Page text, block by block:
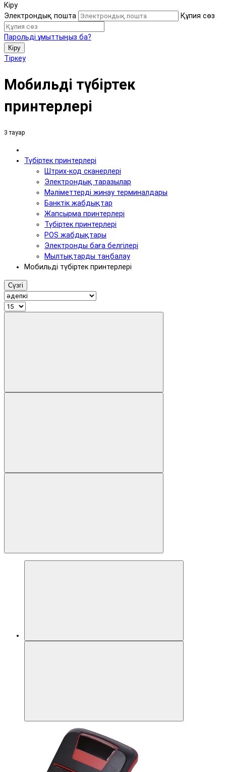
Кіру
Электрондық пошта
Құпия сөз
Парольді ұмыттыңыз ба?
Кіру
Тіркеу
Мобильді түбіртек
принтерлері
3 тауар
Түбіртек принтерлері
Штрих-код сканерлері
Электрондық таразылар
Мәліметтерді жинау терминалдары
Банктік жабдықтар
Жапсырма принтерлері
Түбіртек принтерлері
POS жабдықтары
Электронды баға белгілері
Мылтықтарды таңбалау
Мобильді түбіртек принтерлері
Сүзгі